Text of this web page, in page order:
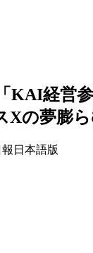
KAI経営
Xの夢膨
日本語版